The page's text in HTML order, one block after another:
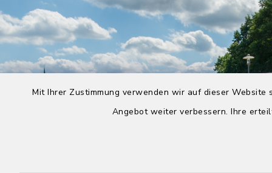
Mit Ihrer Zustimmung verwenden wir auf dieser
Angebot weiter verbessern. Ihre